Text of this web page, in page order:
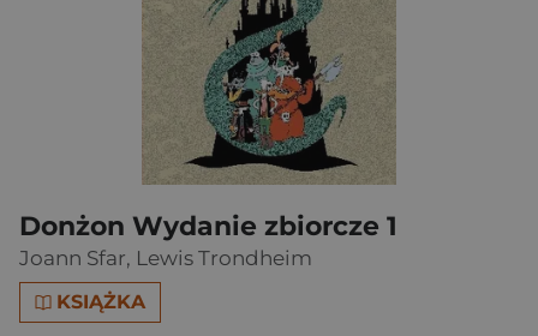
Donżon Wydanie zbiorcze 1
Joann Sfar, Lewis Trondheim
KSIĄŻKA